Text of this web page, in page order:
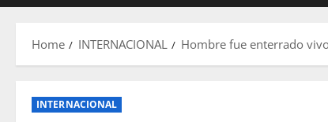
Home INTERNACIONAL Hombre fue enterrado
INTERNACIONAL